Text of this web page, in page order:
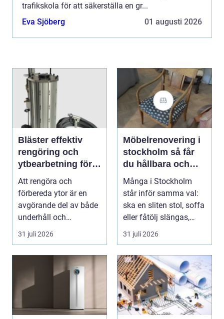
trafikskola för att säkerställa en gr...
Eva Sjöberg
01 augusti 2026
Bläster effektiv
rengöring och
ytbearbetning för
proffs och
hantverkare
Att rengöra och
förbereda ytor är en
avgörande del av både
underhåll och
renovering. Färg, rost,
smu...
31 juli 2026
Möbelrenovering i
stockholm så får
du hållbara och
vackra möbler
Många i Stockholm
står inför samma val:
ska en sliten stol, soffa
eller fåtölj slängas,
säljas billi...
31 juli 2026